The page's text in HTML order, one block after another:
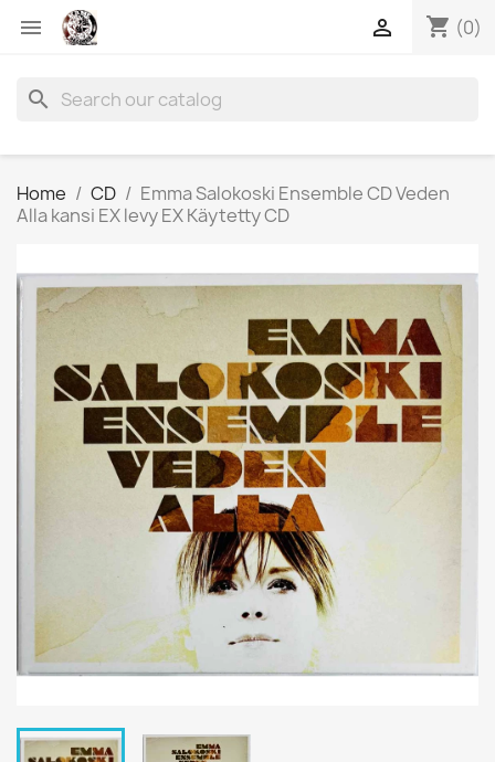
 shopping_cart (0)

search
Home CD
Emma Salokoski Ensemble CD Veden
Alla kansi EX levy EX Käytetty CD